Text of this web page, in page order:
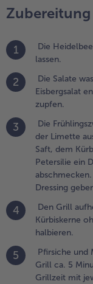
die
Fett
Die
und
Wenden
5 Minuten
vor Ende
Grillzeit
Zubereitung
1
Die
lassen.
2
Die Salate
Eisbergsalat
zupfen.
3
Die
der Limette
Saft, dem
Petersilie ein
Dressing
4
Den Grill
Kürbiskerne
halbieren.
5
Pfirsiche und
Grill ca. 5
Grillzeit mit